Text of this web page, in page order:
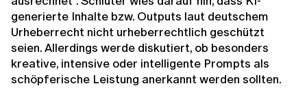
generierte Inhalte bzw. Outputs laut deutschem
Urheberrecht nicht urheberrechtlich geschützt
seien. Allerdings werde diskutiert, ob besonders
kreative, intensive oder intelligente Prompts als
schöpferische Leistung anerkannt werden sollten.